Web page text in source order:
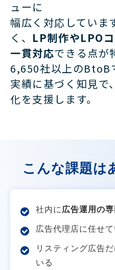
ューに
幅広く対応していま
く、 LP制作やLPO
一貫対応できる点が
6,650社以上のBtoB
実績に基づく知見で
化を支援します。
こんな課題は
社内に 広告運用の
広告代理店に任せ
リスティング広告
いる